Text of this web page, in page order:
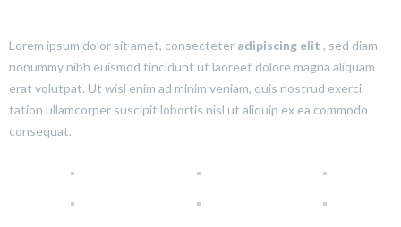
Lorem ipsum dolor sit amet, consecteter adipiscing elit , sed diam
nonummy nibh euismod tincidunt ut laoreet dolore magna aliquam
erat volutpat. Ut wisi enim ad minim veniam, quis nostrud exerci.
tation ullamcorper suscipit lobortis nisl ut aliquip ex ea commodo
consequat.